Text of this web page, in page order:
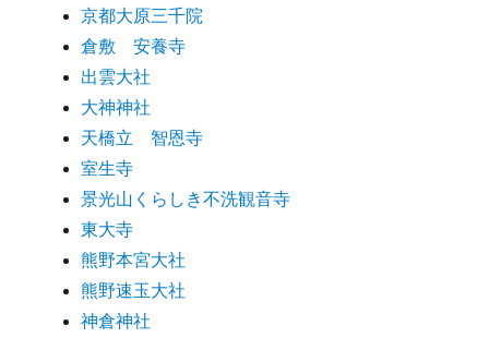
京都大原三千院
倉敷 安養寺
出雲大社
大神神社
天橋立 智恩寺
室生寺
景光山くらしき不洗観音寺
東大寺
熊野本宮大社
熊野速玉大社
神倉神社